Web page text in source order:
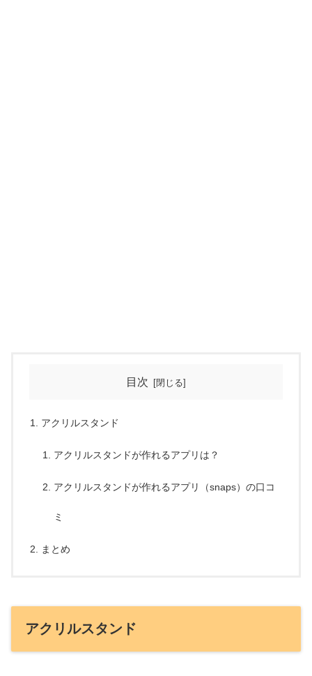
目次
アクリルスタンド
アクリルスタンドが作れるアプリは？
アクリルスタンドが作れるアプリ（snaps）の口コ
ミ
まとめ
アクリルスタンド